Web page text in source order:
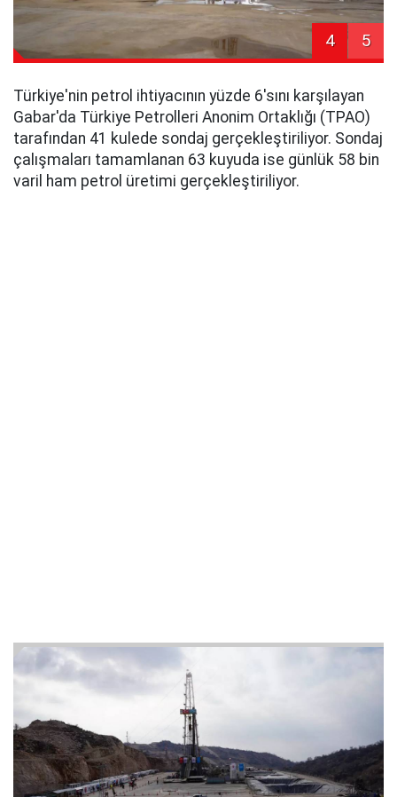
4 5
Türkiye'nin petrol ihtiyacının yüzde 6'sını karşılayan
Gabar'da Türkiye Petrolleri Anonim Ortaklığı (TPAO)
tarafından 41 kulede sondaj gerçekleştiriliyor. Sondaj
çalışmaları tamamlanan 63 kuyuda ise günlük 58 bin
varil ham petrol üretimi gerçekleştiriliyor.